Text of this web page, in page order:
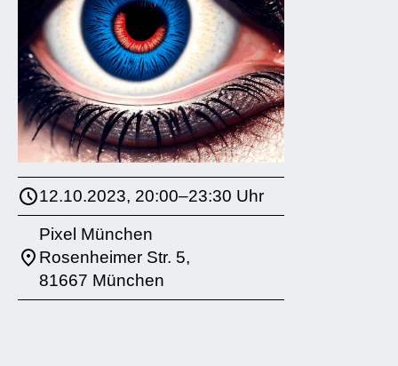
12.10.2023, 20:00–23:30 Uhr
Pixel München
Rosenheimer Str. 5,
81667 München